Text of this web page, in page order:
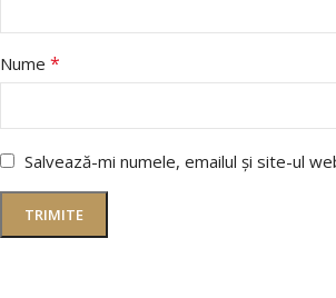
Nume *
Salvează-mi numele, emailul și site-ul